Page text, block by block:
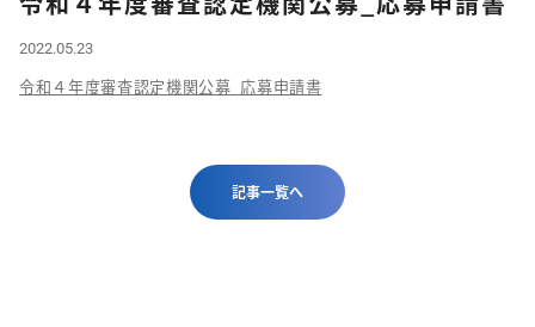
2022.05.23
令和４年度審査認定機関公募_応募申請書
記事一覧へ